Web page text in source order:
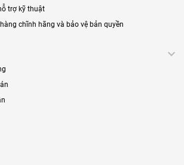
trợ kỹ thuật
chĩnh hãng và bảo vệ bản quyền